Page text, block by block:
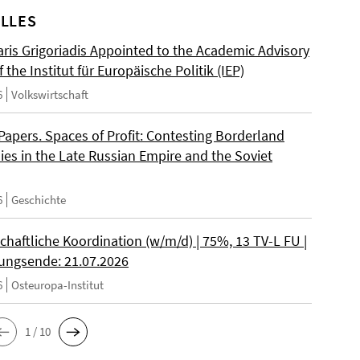
Grigoriadis Appointed to the Academic Advisory
the Institut für Europäische Politik (IEP)
Volkswirtschaft
Spaces of Profit: Contesting Borderland
in the Late Russian Empire and the Soviet
Geschichte
Koordination (w/m/d) | 75%, 13 TV-L FU |
21.07.2026
Osteuropa-Institut
1 / 10